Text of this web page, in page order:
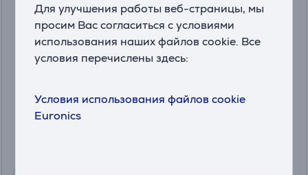
Для улучшения работы веб-страницы, мы
просим Вас согласиться с условиями
использования наших файлов cookie. Все
условия перечислены здесь:
Условия использования файлов cookie
Euronics
Severin, 400 Вт, нерж. сталь -
Мультифункциональный
измельчитель
KM3865
Цена: